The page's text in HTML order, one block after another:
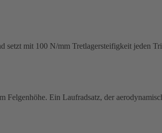
mit 100 N/mm Tretlagersteifigkeit jeden
Felgenhöhe. Ein Laufradsatz, der